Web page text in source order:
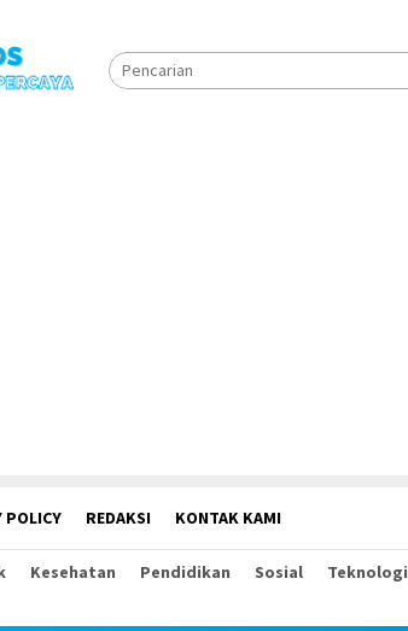
POLICY REDAKSI KONTAK KAMI
Kesehatan Pendidikan Sosial Teknologi